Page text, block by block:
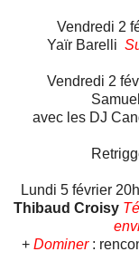
Vendredi 2
Yaïr Barelli
Vendredi 2
avec les DJ
Lundi 5 février
Thibaud Croisy
+ Dominer: